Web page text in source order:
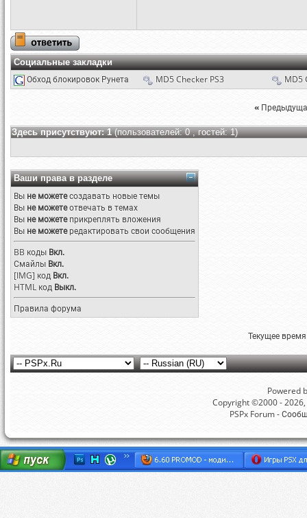
Социальные закладки
Обход блокировок Рунета MD5 Checker PS3 MD5
«
Здесь присутствуют: 1(пользователей: 0 , гостей: 1)
Ваши права в разделе
Вы не можетесоздавать новые темы
Вы не можетеотвечать в темах
Вы не можетеприкреплять вложения
Вы не можетередактировать свои сообщения
BB коды Вкл.
Смайлы Вкл.
[IMG] код Вкл.
HTML код Выкл.
Правила форума
Текущее
Powered
Copyright ©2000 -
PSPx Forum -